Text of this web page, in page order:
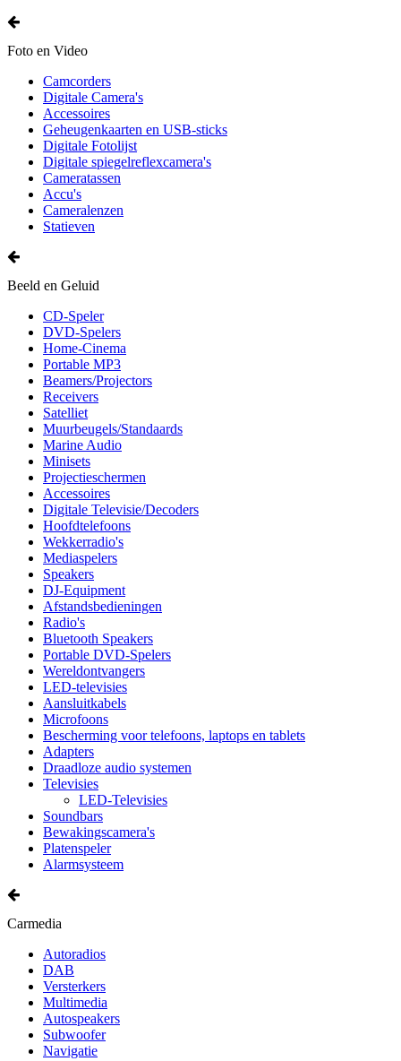
Foto en Video
Camcorders
Digitale Camera's
Accessoires
Geheugenkaarten en USB-sticks
Digitale Fotolijst
Digitale spiegelreflexcamera's
Cameratassen
Accu's
Cameralenzen
Statieven
Beeld en Geluid
CD-Speler
DVD-Spelers
Home-Cinema
Portable MP3
Beamers/Projectors
Receivers
Satelliet
Muurbeugels/Standaards
Marine Audio
Minisets
Projectieschermen
Accessoires
Digitale Televisie/Decoders
Hoofdtelefoons
Wekkerradio's
Mediaspelers
Speakers
DJ-Equipment
Afstandsbedieningen
Radio's
Bluetooth Speakers
Portable DVD-Spelers
Wereldontvangers
LED-televisies
Aansluitkabels
Microfoons
Bescherming voor telefoons, laptops en tablets
Adapters
Draadloze audio systemen
Televisies
LED-Televisies
Soundbars
Bewakingscamera's
Platenspeler
Alarmsysteem
Carmedia
Autoradios
DAB
Versterkers
Multimedia
Autospeakers
Subwoofer
Navigatie